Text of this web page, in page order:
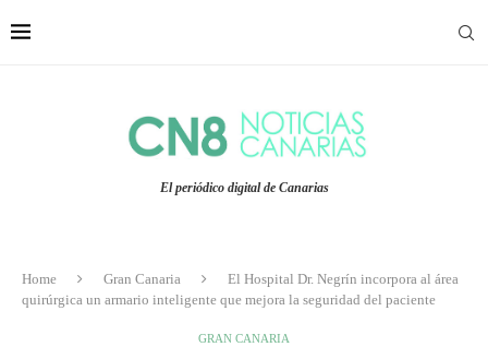
El periódico digital de Canarias
Home Gran Canaria
El Hospital Dr. Negrín incorpora al área
quirúrgica un armario inteligente que mejora la seguridad del paciente
GRAN CANARIA